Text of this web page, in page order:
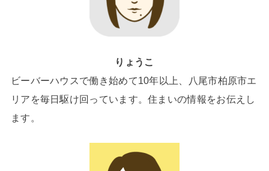
りょうこ
ビーバーハウスで働き始めて10年以上、八尾市柏原市エ
リアを毎日駆け回っています。住まいの情報をお伝えし
ます。